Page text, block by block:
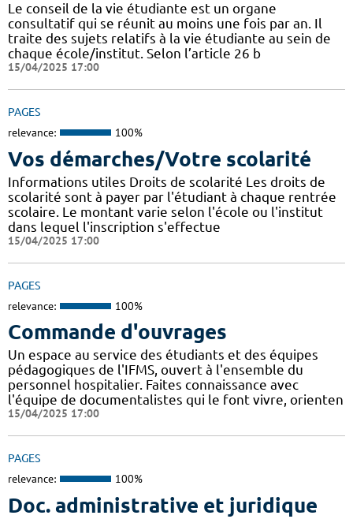
Le conseil de la vie étudiante est un organe
consultatif qui se réunit au moins une fois par an. Il
traite des sujets relatifs à la vie étudiante au sein de
chaque école/institut. Selon l’article 26 b
15/04/2025 17:00
PAGES
relevance: 100%
Vos démarches/Votre scolarité
Informations utiles Droits de scolarité Les droits de
scolarité sont à payer par l'étudiant à chaque rentrée
scolaire. Le montant varie selon l'école ou l'institut
dans lequel l'inscription s'effectue
15/04/2025 17:00
PAGES
relevance: 100%
Commande d'ouvrages
Un espace au service des étudiants et des équipes
pédagogiques de l'IFMS, ouvert à l'ensemble du
personnel hospitalier. Faites connaissance avec
l'équipe de documentalistes qui le font vivre, orienten
15/04/2025 17:00
PAGES
relevance: 100%
Doc. administrative et juridique